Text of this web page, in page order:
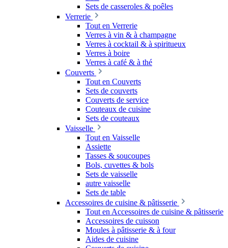
Sets de casseroles & poêles
Verrerie
Tout en Verrerie
Verres à vin & à champagne
Verres à cocktail & à spiritueux
Verres à boire
Verres à café & à thé
Couverts
Tout en Couverts
Sets de couverts
Couverts de service
Couteaux de cuisine
Sets de couteaux
Vaisselle
Tout en Vaisselle
Assiette
Tasses & soucoupes
Bols, cuvettes & bols
Sets de vaisselle
autre vaisselle
Sets de table
Accessoires de cuisine & pâtisserie
Tout en Accessoires de cuisine & pâtisserie
Accessoires de cuisson
Moules à pâtisserie & à four
Aides de cuisine